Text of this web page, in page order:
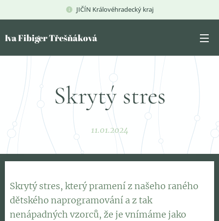
JIČÍN Královéhradecký kraj
Iva Fibiger Třešňáková
Skrytý stres
11.01.2024
Skrytý stres, který pramení z našeho raného
dětského naprogramování a z tak
nenápadných vzorců, že je vnímáme jako